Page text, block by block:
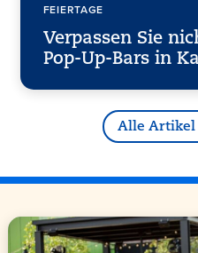
FEIERTAGE
Verpassen Sie
Pop-Up-Bars in
Alle Artikel